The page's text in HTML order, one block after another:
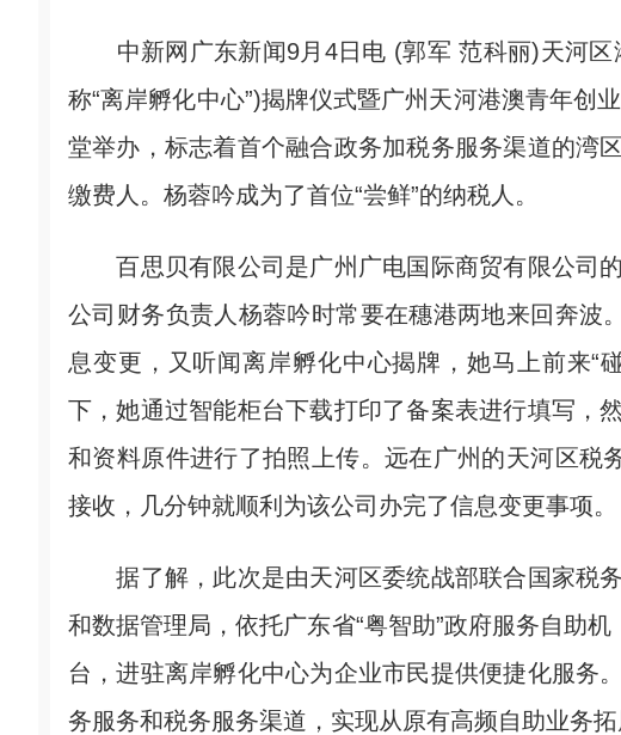
中新网广东新闻9月4日电 (郭军 范科丽)天河区
称“离岸孵化中心”)揭牌仪式暨广州天河港澳青年创
堂举办，标志着首个融合政务加税务服务渠道的湾
缴费人。杨蓉吟成为了首位“尝鲜”的纳税人。
百思贝有限公司是广州广电国际商贸有限公司的
公司财务负责人杨蓉吟时常要在穗港两地来回奔波
息变更，又听闻离岸孵化中心揭牌，她马上前来“
下，她通过智能柜台下载打印了备案表进行填写，
和资料原件进行了拍照上传。远在广州的天河区税
接收，几分钟就顺利为该公司办完了信息变更事项。
据了解，此次是由天河区委统战部联合国家税
和数据管理局，依托广东省“粤智助”政府服务自助
台，进驻离岸孵化中心为企业市民提供便捷化服务
务服务和税务服务渠道，实现从原有高频自助业务拓